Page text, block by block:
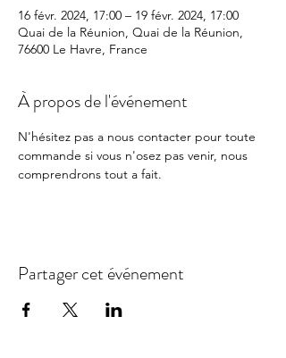
16 févr. 2024, 17:00 – 19 févr. 2024, 17:00
Quai de la Réunion, Quai de la Réunion,
76600 Le Havre, France
À propos de l'événement
N'hésitez pas a nous contacter pour toute
commande si vous n'osez pas venir, nous
comprendrons tout a fait.
Partager cet événement